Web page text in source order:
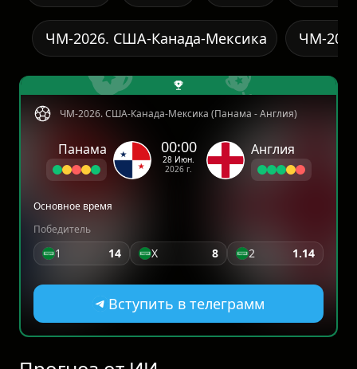
ЧМ-2026. США-Канада-Мексика ЧМ-
ЧМ-2026. США-Канада-Мексика (Панама - Англия)
Панама 00:00
28 Июн.
2026 г.
Англия
Основное время
Победитель
1 14 X 8 2 1.14
Вступить в телеграмм